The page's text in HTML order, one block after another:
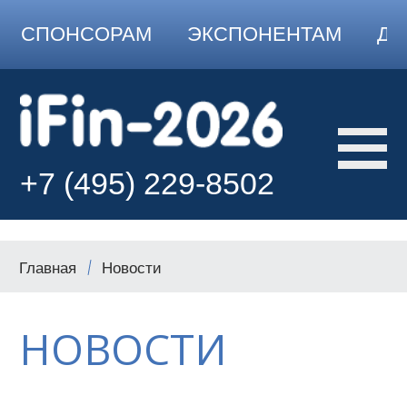
СПОНСОРАМ ЭКСПОНЕНТАМ
+7 (495) 229-8502
Главная Новости
НОВОСТИ